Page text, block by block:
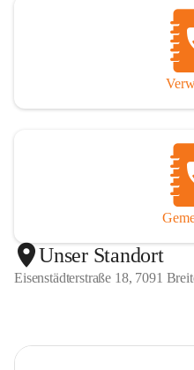
Unser Standort
Eisenstädterstraße 18, 7091